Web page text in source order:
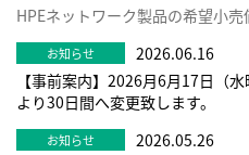
HPEネットワーク製品の希望小売
2026.06.16
【事前案内】2026月6月17日（
より30日間へ変更致します。
2026.05.26